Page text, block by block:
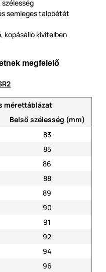
szélesség
semleges talpbétét
kopásálló kivitelben
megfelelő
mérettáblázat
Belső szélesség (mm)
83
85
86
88
89
90
91
92
94
96